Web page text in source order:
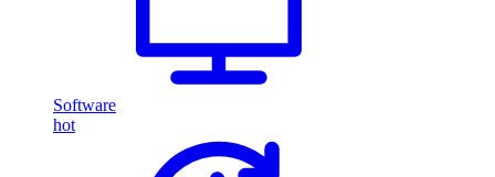
Software
hot